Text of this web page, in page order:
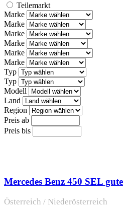
Teilemarkt
Marke
Marke
Marke
Marke
Marke
Marke
Typ
Typ
Modell
Land
Region
Preis ab
Preis bis
Mercedes Benz 450 SEL
Österreich / Niederösterreich